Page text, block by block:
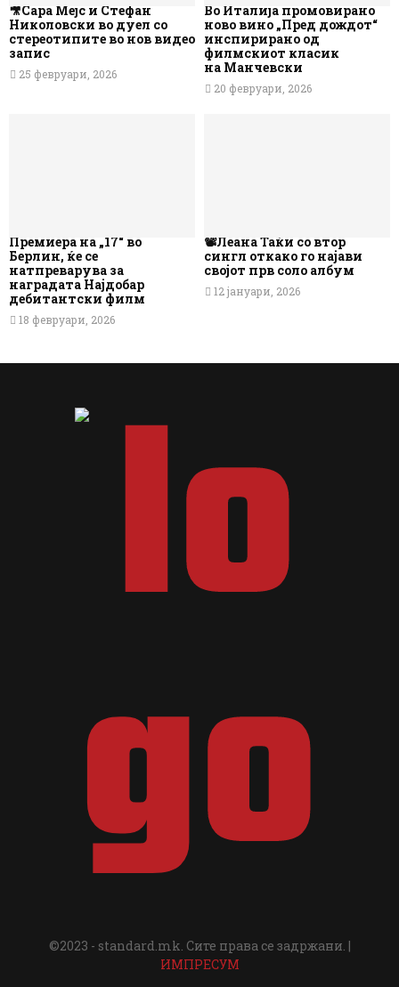
🎥Сара Мејс и Стефан
Николовски во дуел со
стереотипите во нов видео
запис
25 февруари, 2026
Во Италија промовирано
ново вино „Пред дождот“
инспирирано од
филмскиот класик
на Манчевски
20 февруари, 2026
Премиера на „17“ во
Берлин, ќе се
натпреварува за
наградата Најдобар
дебитантски филм
18 февруари, 2026
📽️Леана Таќи со втор
сингл откако го најави
својот прв соло албум
12 јануари, 2026
©2023 - standard.mk. Сите права се задржани. |
ИМПРЕСУМ